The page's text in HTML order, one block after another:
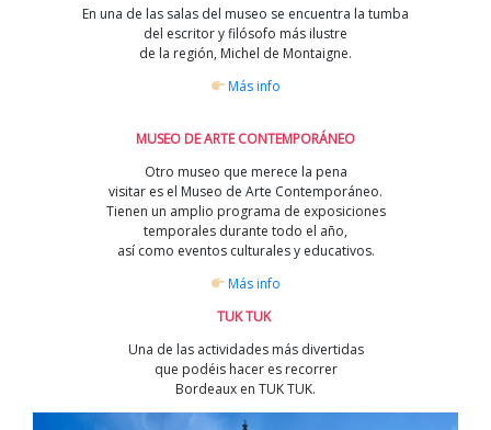
En una de las salas del museo se encuentra la tumba
del escritor y filósofo más ilustre
de la región, Michel de Montaigne.
Más info
MUSEO DE ARTE CONTEMPORÁNEO
Otro museo que merece la pena
visitar es el Museo de Arte Contemporáneo.
Tienen un amplio programa de exposiciones
temporales durante todo el año,
así como eventos culturales y educativos.
Más info
TUK TUK
Una de las actividades más divertidas
que podéis hacer es recorrer
Bordeaux en TUK TUK.